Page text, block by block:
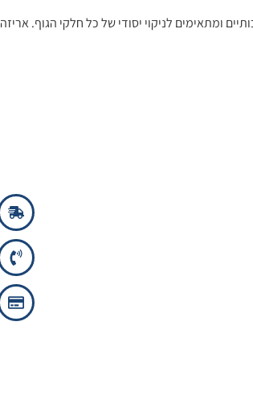
ומתאימים לניקוי יסודי של כל חלקי הגוף. אריזה